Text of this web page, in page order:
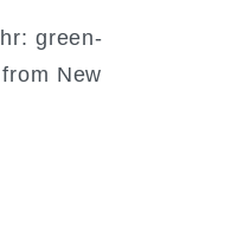
green-
New